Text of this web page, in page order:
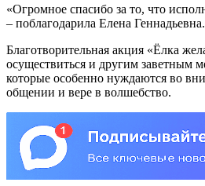
«Огромное спасибо за то, что
– поблагодарила Елена Геннадьевна.
Благотворительная акция «Ёлка
осуществиться и другим заветным
которые особенно нуждаются во
общении и вере в волшебство.